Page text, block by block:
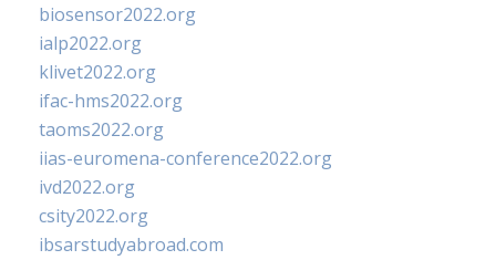
biosensor2022.org
ialp2022.org
klivet2022.org
ifac-hms2022.org
taoms2022.org
iias-euromena-conference2022.org
ivd2022.org
csity2022.org
ibsarstudyabroad.com